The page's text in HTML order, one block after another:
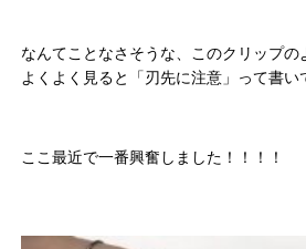
なんてことなさそうな、このクリップの
よくよく見ると「刃先に注意」って書い
ここ最近で一番興奮しました！！！！